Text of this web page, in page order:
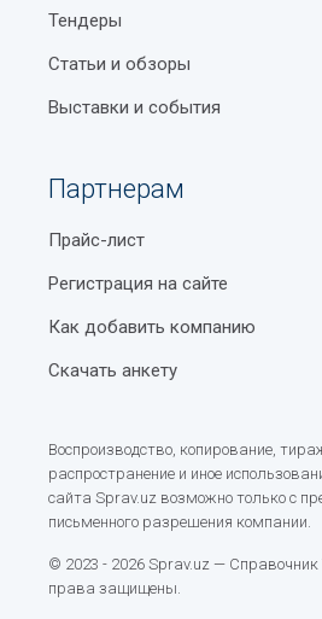
Тендеры
Статьи и обзоры
Выставки и события
Партнерам
Прайс-лист
Регистрация на сайте
Как добавить компанию
Скачать анкету
Воспроизводство, копирование,
распространение и иное
сайта Sprav.uz возможно только с
письменного разрешения компании.
© 2023 - 2026 Sprav.uz — Справочник
права защищены.